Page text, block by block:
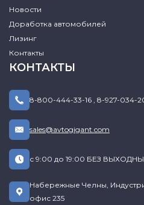
Новости
Доработка автомобилей
Лизинг
Контакты
КОНТАКТЫ
8-800-444-33-16 , 8-927-034-
sales@avtogigant.com
с 9:00 до 19:00 БЕЗ
Набережные Челны,
офис 235